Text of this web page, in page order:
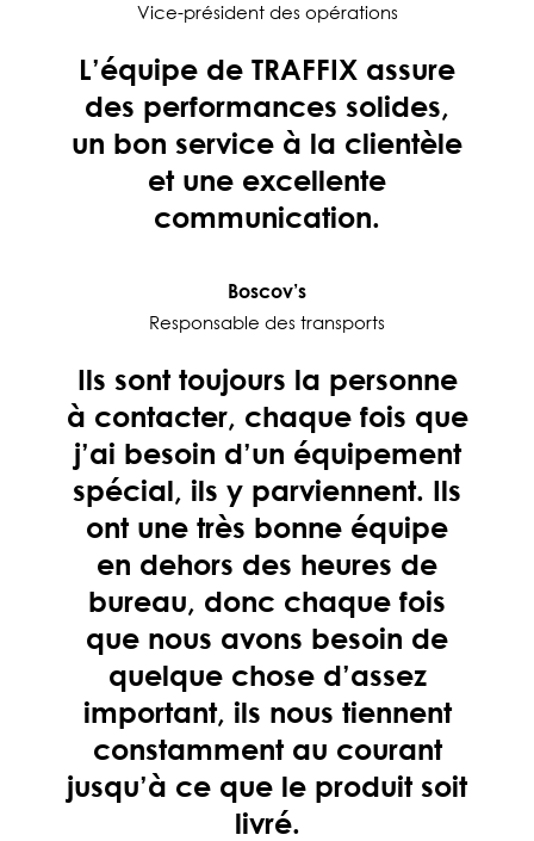
Vice-président des opérations
L’équipe de TRAFFIX assure
des performances solides,
un bon service à la clientèle
et une excellente
communication.
Boscov’s
Responsable des transports
Ils sont toujours la personne
à contacter, chaque fois que
j’ai besoin d’un équipement
spécial, ils y parviennent. Ils
ont une très bonne équipe
en dehors des heures de
bureau, donc chaque fois
que nous avons besoin de
quelque chose d’assez
important, ils nous tiennent
constamment au courant
jusqu’à ce que le produit soit
livré.